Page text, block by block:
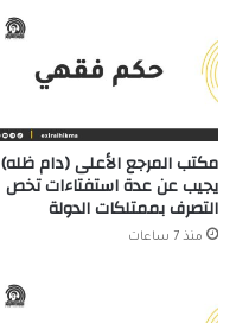
مكتب المرجع الأعلى (دام ظله)
يجيب عن عدة استفتاءات تخص
التصرف بممتلكات الدولة
منذ 7 ساعات